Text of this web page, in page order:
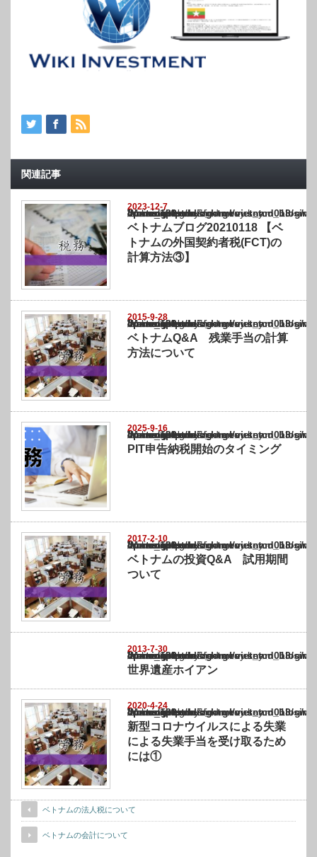
関連記事
2023-12-7
Warning
: Undefined array key "show_category" in
/home/netst/kuno-cpa.co.jp/public_html/vietnam_blog/wp-content/themes/
on line183
ベトナムブログ20210118 【ベ
トナムの外国契約者税(FCT)の
計算方法③】
2015-9-28
Warning
: Undefined array key "show_category" in
/home/netst/kuno-cpa.co.jp/public_html/vietnam_blog/wp-content/themes/
on line183
ベトナムQ&A 残業手当の計算
方法について
2025-9-16
Warning
: Undefined array key "show_category" in
/home/netst/kuno-cpa.co.jp/public_html/vietnam_blog/wp-content/themes/
on line183
PIT申告納税開始のタイミング
2017-2-10
Warning
: Undefined array key "show_category" in
/home/netst/kuno-cpa.co.jp/public_html/vietnam_blog/wp-content/themes/
on line183
ベトナムの投資Q&A 試用期間
ついて
2013-7-30
Warning
: Undefined array key "show_category" in
/home/netst/kuno-cpa.co.jp/public_html/vietnam_blog/wp-content/themes/
on line183
世界遺産ホイアン
2020-4-24
Warning
: Undefined array key "show_category" in
/home/netst/kuno-cpa.co.jp/public_html/vietnam_blog/wp-content/themes/
on line183
新型コロナウイルスによる失業
による失業手当を受け取るため
には①
ベトナムの法人税について
ベトナムの会計について